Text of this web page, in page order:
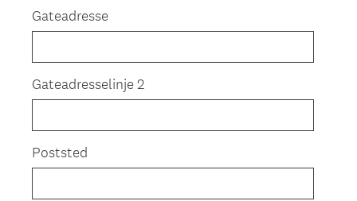
Gateadresse
Gateadresselinje 2
Poststed